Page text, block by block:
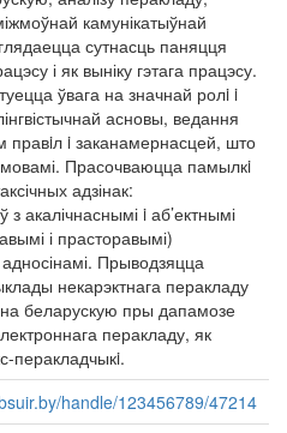
камунікатыўнай
сутнасць паняцця
і як выніку гэтага працэсу.
ўвага на значнай ролi i
асновы, ведання
правiл i заканамернасцей, што
мовамі. Прасочваюцца памылкi
адзінак:
з акалічнаснымі i аб’ектнымі
і прасторавымі)
Прыводзяцца
некарэктнага перакладу
беларускую пры дапамозе
перакладу, як
перакладчыкi.
handle/123456789/47214